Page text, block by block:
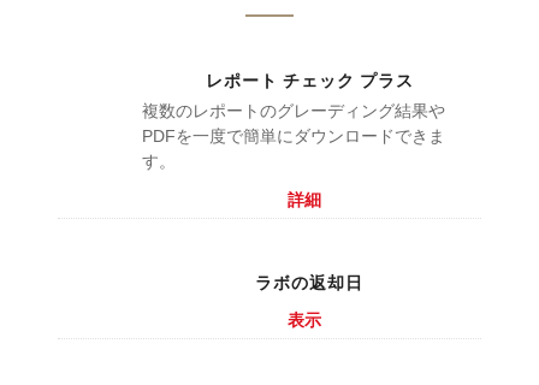
レポート チェック プラス
複数のレポートのグレーディング結果や
PDFを一度で簡単にダウンロードできま
す。
詳細
ラボの返却日
表示